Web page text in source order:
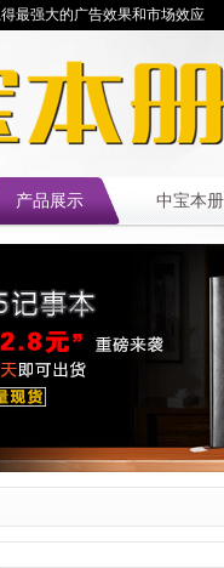
最强大的广告效果和市场效应
产品展示 中宝本